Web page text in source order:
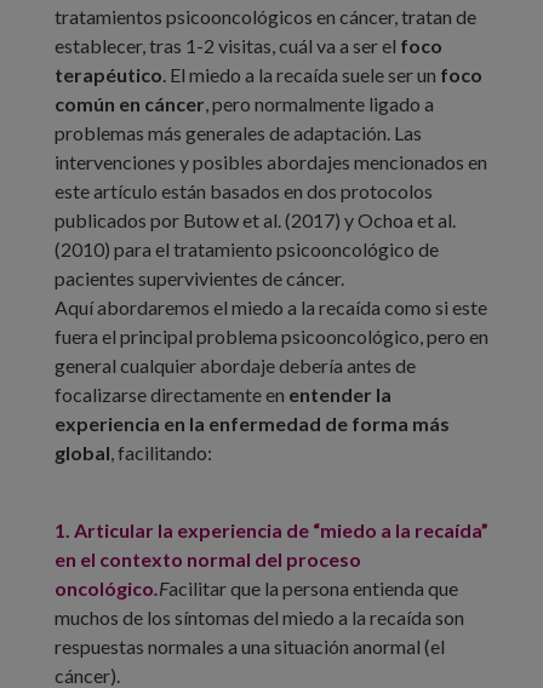
tratamientos psicooncológicos en cáncer, tratan de
establecer, tras 1-2 visitas, cuál va a ser el foco
terapéutico. El miedo a la recaída suele ser un foco
común en cáncer, pero normalmente ligado a
problemas más generales de adaptación. Las
intervenciones y posibles abordajes mencionados en
este artículo están basados en dos protocolos
publicados por Butow et al. (2017) y Ochoa et al.
(2010) para el tratamiento psicooncológico de
pacientes supervivientes de cáncer.
Aquí abordaremos el miedo a la recaída como si este
fuera el principal problema psicooncológico, pero en
general cualquier abordaje debería antes de
focalizarse directamente en entender la
experiencia en la enfermedad de forma más
global, facilitando:
1. Articular la experiencia de “miedo a la recaída”
en el contexto normal del proceso
oncológico.Facilitar que la persona entienda que
muchos de los síntomas del miedo a la recaída son
respuestas normales a una situación anormal (el
cáncer).